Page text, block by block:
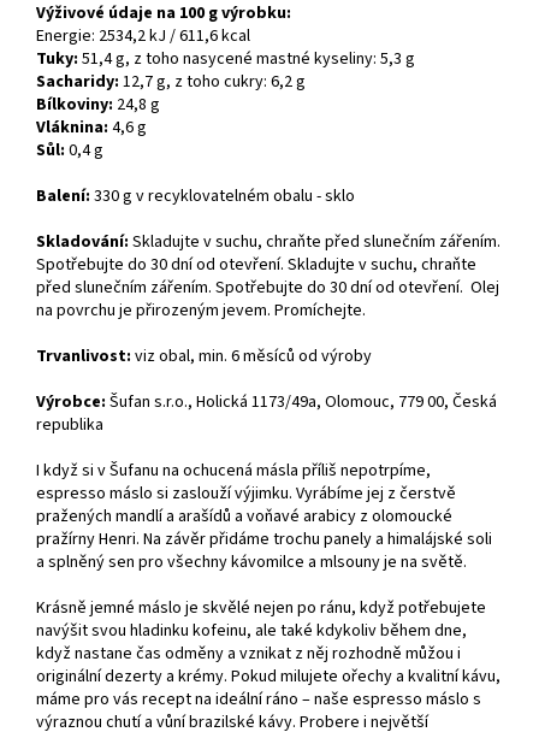
Výživové údaje na 100 g výrobku:
Energie: 2534,2 kJ / 611,6 kcal
Tuky: 51,4 g, z toho nasycené mastné kyseliny: 5,3 g
Sacharidy: 12,7 g, z toho cukry: 6,2 g
Bílkoviny: 24,8 g
Vláknina: 4,6 g
Sůl: 0,4 g
Balení: 330 g v recyklovatelném obalu - sklo
Skladování: Skladujte v suchu, chraňte před slunečním zářením.
Spotřebujte do 30 dní od otevření. Skladujte v suchu, chraňte
před slunečním zářením. Spotřebujte do 30 dní od otevření. Olej
na povrchu je přirozeným jevem. Promíchejte.
Trvanlivost: viz obal, min. 6 měsíců od výroby
Výrobce: Šufan s.r.o., Holická 1173/49a, Olomouc, 779 00, Česká
republika
I když si v Šufanu na ochucená másla příliš nepotrpíme,
espresso máslo si zaslouží výjimku. Vyrábíme jej z čerstvě
pražených mandlí a arašídů a voňavé arabicy z olomoucké
pražírny Henri. Na závěr přidáme trochu panely a himalájské soli
a splněný sen pro všechny kávomilce a mlsouny je na světě.
Krásně jemné máslo je skvělé nejen po ránu, když potřebujete
navýšit svou hladinku kofeinu, ale také kdykoliv během dne,
když nastane čas odměny a vznikat z něj rozhodně můžou i
originální dezerty a krémy. Pokud milujete ořechy a kvalitní kávu,
máme pro vás recept na ideální ráno – naše espresso máslo s
výraznou chutí a vůní brazilské kávy. Probere i největší